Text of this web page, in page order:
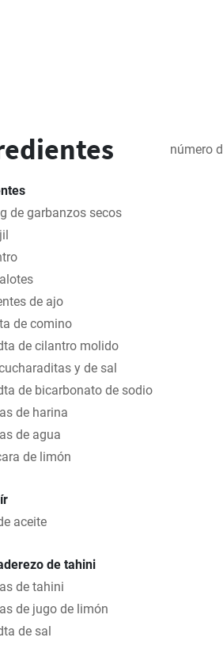
número
g de garbanzos secos
de ajo
de comino
de cilantro molido
y de sal
de bicarbonato de sodio
de harina
de agua
de limón
aceite
de tahini
de tahini
de jugo de limón
de sal